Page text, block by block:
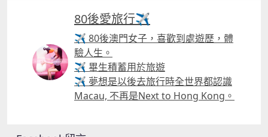
80後愛旅行✈️
✈ 80後澳門女子，喜歡到處遊歷，體
驗人生。
✈ 畢生積蓄用於旅遊
✈ 夢想是以後去旅行時全世界都認識
Macau, 不再是Next to Hong Kong。